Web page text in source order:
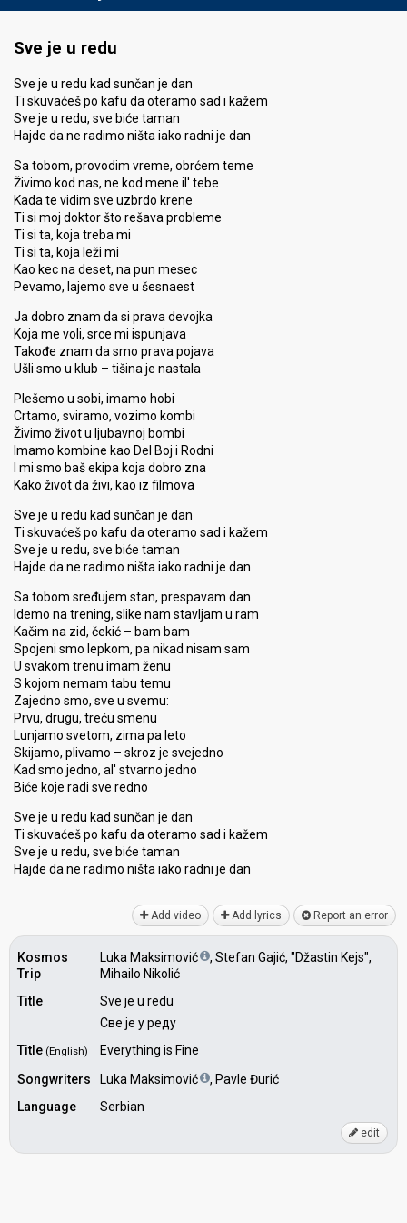
Sve je u redu
Sve je u redu kad sunčan je dan
Ti skuvaćeš po kafu da oteramo sad i kažem
Sve je u redu, sve biće taman
Hajde da ne radimo ništa iako radni je dan
Sa tobom, provodim vreme, obrćem teme
Živimo kod nas, ne kod mene il' tebe
Kada te vidim sve uzbrdo krene
Ti si moj doktor što rešava probleme
Ti si ta, koja treba mi
Ti si ta, koja leži mi
Kao kec na deset, na pun mesec
Pevamo, lajemo sve u šesnaest
Ja dobro znam da si prava devojka
Koja me voli, srce mi ispunjava
Takođe znam da smo prava pojava
Ušli smo u klub – tišina je nastala
Plešemo u sobi, imamo hobi
Crtamo, sviramo, vozimo kombi
Živimo život u ljubavnoj bombi
Imamo kombine kao Del Boj i Rodni
I mi smo baš ekipa koja dobro zna
Kako život da živi, kao iz filmova
Sve je u redu kad sunčan je dan
Ti skuvaćeš po kafu da oteramo sad i kažem
Sve je u redu, sve biće taman
Hajde da ne radimo ništa iako radni je dan
Sa tobom sređujem stan, prespavam dan
Idemo na trening, slike nam stavljam u ram
Kačim na zid, čekić – bam bam
Spojeni smo lepkom, pa nikad nisam sam
U svakom trenu imam ženu
S kojom nemam tabu temu
Zajedno smo, sve u svemu:
Prvu, drugu, treću smenu
Lunjamo svetom, zima pa leto
Skijamo, plivamo – skroz je svejedno
Kad smo jedno, al' stvarno jedno
Biće koje radi sve redno
Sve je u redu kad sunčan je dan
Ti skuvaćeš po kafu da oteramo sad i kažem
Sve je u redu, ѕve biće taman
Hajde da ne radimo ništa iako radni je dаn
Add video Add lyrics Report an error
Kosmos
Trip
Luka Maksimović
, Stefan Gajić, "Džastin Kejs",
Mihailo Nikolić
Title
Sve je u redu
Све је у реду
Title (English)
Everything is Fine
Songwriters
Luka Maksimović
, Pavle Đurić
Language
Serbian
edit